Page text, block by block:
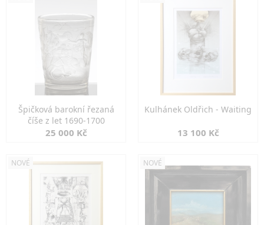
Špičková barokní řezaná
číše z let 1690-1700
25 000 Kč
Kulhánek Oldřich - Waiting
13 100 Kč
NOVÉ NOVÉ